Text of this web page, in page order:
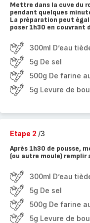
Mettre dans la cuve du
pendant quelques
La préparation peut
poser 1h30 en couvrant
300ml D’eau
5g De sel
500g De farine
5g Levure de
Etape 2 /3
Après 1h30 de pousse,
(ou autre moule) remplir
300ml D’eau
5g De sel
500g De farine
5g Levure de